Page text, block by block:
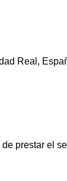
Real,
prestar el